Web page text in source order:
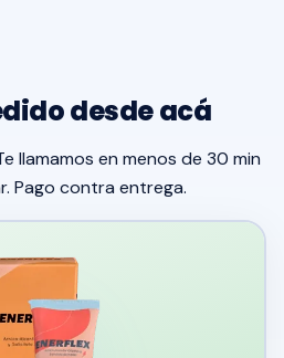
desde acá
llamamos en menos de 30 min
Pago contra entrega.